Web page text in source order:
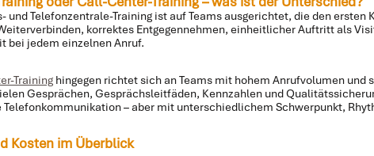
und Telefonzentrale-Training ist auf Teams ausgerichtet, die den
korrektes Entgegennehmen, einheitlicher Auftritt als
bei jedem einzelnen Anruf.
Training hingegen richtet sich an Teams mit hohem Anrufvolumen
Gesprächen, Ge­sprächs­leitfäden, Kennzahlen und
Telefon­kommunikation – aber mit unterschiedlichem Schwerpunkt,
Kosten im Überblick